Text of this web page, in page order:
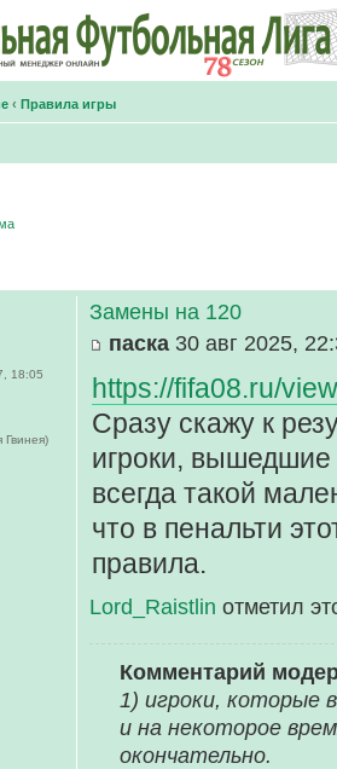
‹ Правила игры
Замены на 120
паска 30 авг 2025,
https://fifa08.ru/
Сразу скажу к
игроки, вышедшие
всегда такой
что в пенальти
правила.
Lord_Raistlin отметил
Комментарий
1) игроки, которые
и на некоторое
окончательно.
18:05
Гвинея)